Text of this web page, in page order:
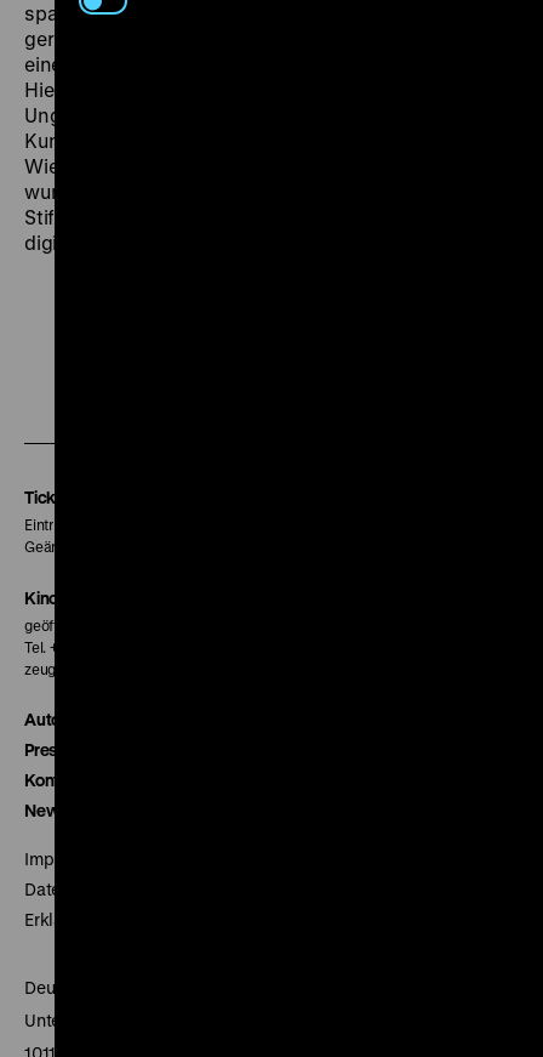
spannender Film, der ein neues Genre kreiert, das wir
gern willkommen heißen, weil es den Sprechfilm um
eine Anzahl neuer Wirkungsmöglichkeiten bereichert.
Hier triumphiert der Film unleugbar über das Theater.
Ungeahnte Perspektiven eröffnen sich dieser neuen
Kunstform, der keine Grenzen gesetzt sind.“ (Neues
Wiener Journal, 31.8.1930) Der Schuß im Tonfilmatelier
wurde 2015 von der Friedrich-Wilhelm-Murnau-
Stiftung auf Grundlage des Originalnegativs
digitalisiert. (oh)
Tickets
Eintritt 5 €
Geänderte Preise sind im Programm vermerkt.
Kinokasse
geöffnet 30 Minuten vor Beginn der ersten Vorstellung
Tel. + 49 30 20304-770
zeughauskino@dhm.de
Autor*innen
Presse
Kontakt
Newsletter
Impressum
Datenschutz
Erklärung digitale Barrierefreiheit
Deutsches Historisches Museum
Unter den Linden 2
10117 Berlin